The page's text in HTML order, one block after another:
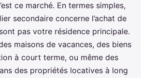
ce marché. En termes simples,
secondaire concerne l’achat de
pas votre résidence principale.
maisons de vacances, des biens
à court terme, ou même des
des propriétés locatives à long